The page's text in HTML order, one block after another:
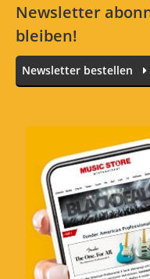
Newsletter
bleiben!
Newsletter bestellen